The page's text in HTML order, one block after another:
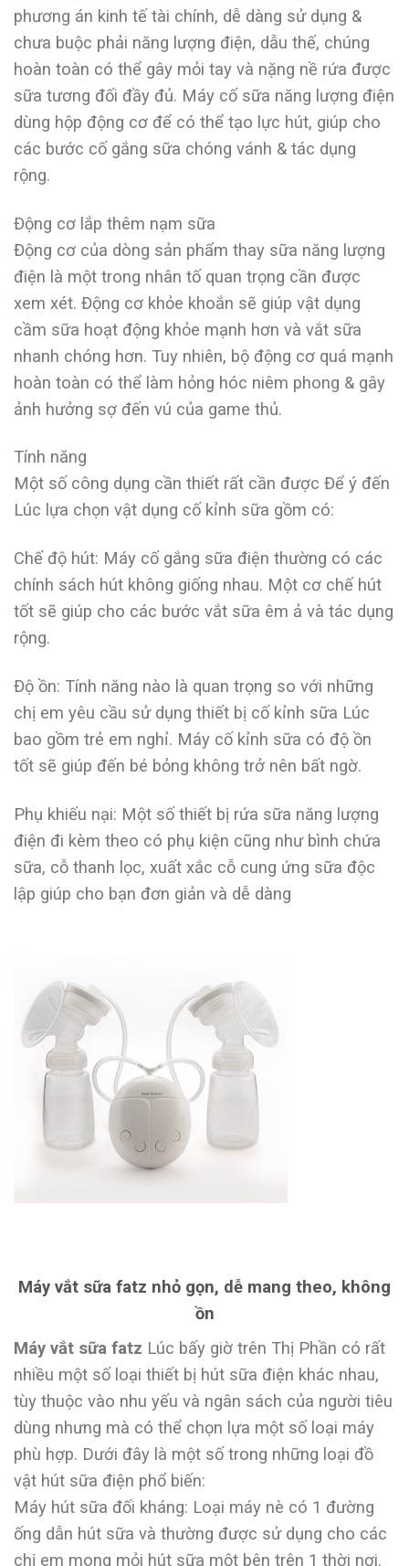
phương án kinh tế tài chính, dễ dàng sử dụng &
chưa buộc phải năng lượng điện, dẫu thế, chúng
hoàn toàn có thể gây mỏi tay và nặng nề rứa được
sữa tương đối đầy đủ. Máy cố sữa năng lượng điện
dùng hộp động cơ để có thể tạo lực hút, giúp cho
các bước cố gắng sữa chóng vánh & tác dụng
rộng.
Động cơ lắp thêm nạm sữa
Động cơ của dòng sản phẩm thay sữa năng lượng
điện là một trong nhân tố quan trọng cần được
xem xét. Động cơ khỏe khoắn sẽ giúp vật dụng
cầm sữa hoạt động khỏe mạnh hơn và vắt sữa
nhanh chóng hơn. Tuy nhiên, bộ động cơ quá mạnh
hoàn toàn có thể làm hỏng hóc niêm phong & gây
ảnh hưởng sợ đến vú của game thủ.
Tính năng
Một số công dụng cần thiết rất cần được Để ý đến
Lúc lựa chọn vật dụng cố kỉnh sữa gồm có:
Chế độ hút: Máy cố gắng sữa điện thường có các
chính sách hút không giống nhau. Một cơ chế hút
tốt sẽ giúp cho các bước vắt sữa êm ả và tác dụng
rộng.
Độ ồn: Tính năng nào là quan trọng so với những
chị em yêu cầu sử dụng thiết bị cố kỉnh sữa Lúc
bao gồm trẻ em nghỉ. Máy cố kỉnh sữa có độ ồn
tốt sẽ giúp đến bé bỏng không trở nên bất ngờ.
Phụ khiếu nại: Một số thiết bị rứa sữa năng lượng
điện đi kèm theo có phụ kiện cũng như bình chứa
sữa, cỗ thanh lọc, xuất xắc cỗ cung ứng sữa độc
lập giúp cho bạn đơn giản và dễ dàng
Máy vắt sữa fatz nhỏ gọn, dễ mang theo, không
ồn
Máy vắt sữa fatz Lúc bấy giờ trên Thị Phần có rất
nhiều một số loại thiết bị hút sữa điện khác nhau,
tùy thuộc vào nhu yếu và ngân sách của người tiêu
dùng nhưng mà có thể chọn lựa một số loại máy
phù hợp. Dưới đây là một số trong những loại đồ
vật hút sữa điện phổ biến:
Máy hút sữa đối kháng: Loại máy nè có 1 đường
ống dẫn hút sữa và thường được sử dụng cho các
chị em mong mỏi hút sữa một bên trên 1 thời nơi.